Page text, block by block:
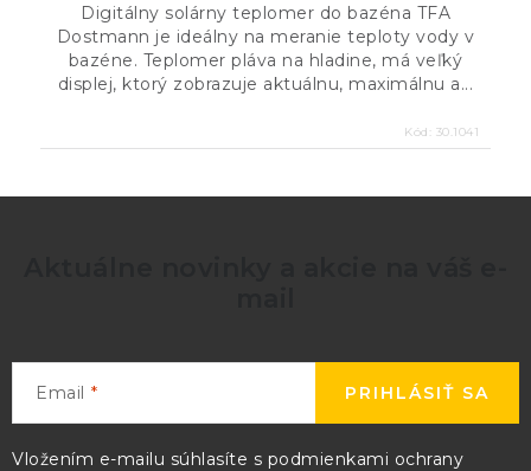
Digitálny solárny teplomer do bazéna TFA
Dostmann je ideálny na meranie teploty vody v
bazéne. Teplomer pláva na hladine, má veľký
displej, ktorý zobrazuje aktuálnu, maximálnu a...
Kód: 30.1041
Email
Vložením e-mailu súhlasíte s podmienkami ochrany
PRIHLÁSIŤ SA